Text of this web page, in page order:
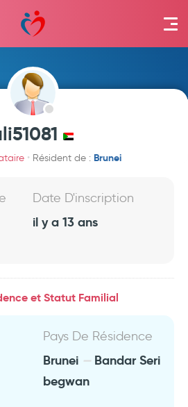
Résident de : Brunei
Date D'inscription
il y a 13 ans
et Statut Familial
Pays De Résidence
Brunei
Bandar Seri
begwan